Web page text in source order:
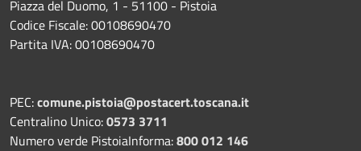
Piazza del Duomo, 1 - 51100 - Pistoia
Codice Fiscale: 00108690470
Partita IVA: 00108690470
PEC:comune.pistoia@postacert.toscana.it
Centralino Unico:0573 3711
Numero verde PistoiaInforma:800 012 146